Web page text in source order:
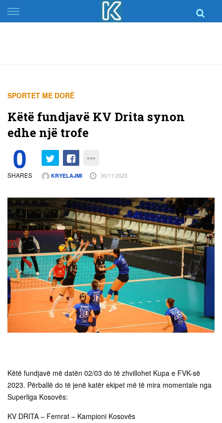
Skip
to
SPORTET ME DORË
Këtë fundjavë KV Drita synon
edhe një trofe
0
SHARES KRYELAJMI 30/11/2023
Këtë fundjavë më datën 02/03 do të zhvillohet Kupa e FVK-së
2023. Përballë do të jenë katër ekipet më të mira momentale nga
Superliga Kosovës:
KV DRITA – Femrat – Kampioni Kosovës